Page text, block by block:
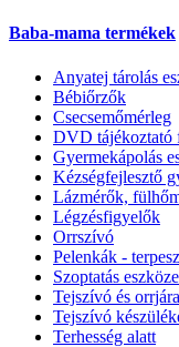
Baba-mama termékek
Anyatej tárolás
Bébiőrzők
Csecsemőmérleg
DVD tájékoztató
Gyermekápolás
Kézségfejlesztő
Lázmérők,
Légzésfigyelők
Orrszívó
Pelenkák -
Szoptatás
Tejszívó és
Tejszívó
Terhesség alatt